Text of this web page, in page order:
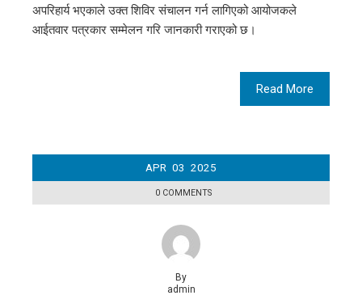
अपरिहार्य भएकाले उक्त शिविर संचालन गर्न लागिएको आयोजकले
आईतवार पत्रकार सम्मेलन गरि जानकारी गराएको छ।
Read More
APR 03 2025
0 COMMENTS
By
admin